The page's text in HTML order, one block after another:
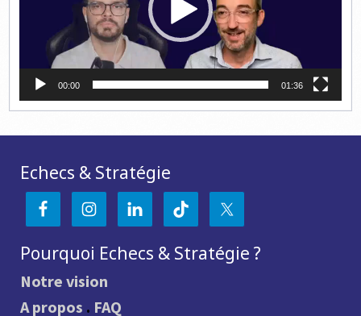
00:00 01:36
Echecs & Stratégie
Pourquoi Echecs & Stratégie ?
Notre vision
A propos . FAQ